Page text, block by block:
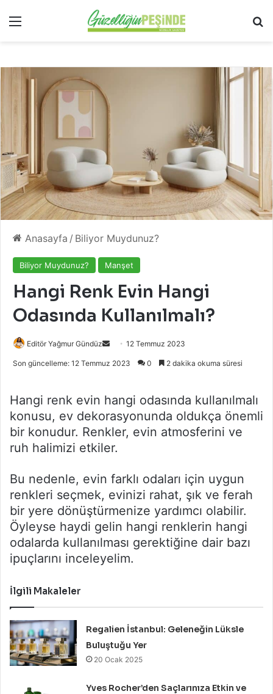
Menü
Anasayfa / Biliyor Muydunuz?
Biliyor Muydunuz? Manşet
Hangi Renk Evin Hangi
Odasında Kullanılmalı?
Editör Yağmur Gündüz
Bir
12 Temmuz 2023
Son güncelleme: 12 Temmuz 2023 0 2 dakika okuma süresi
Hangi renk evin hangi odasında kullanılmalı
konusu, ev dekorasyonunda oldukça önemli
bir konudur. Renkler, evin atmosferini ve
ruh halimizi etkiler.
Bu nedenle, evin farklı odaları için uygun
renkleri seçmek, evinizi rahat, şık ve ferah
bir yere dönüştürmenize yardımcı olabilir.
Öyleyse haydi gelin hangi renklerin hangi
odalarda kullanılması gerektiğine dair bazı
ipuçlarını inceleyelim.
İlgili Makaleler
Regalien İstanbul: Geleneğin Lüksle
Buluştuğu Yer
20 Ocak 2025
Yves Rocher’den Saçlarınıza Etkin ve